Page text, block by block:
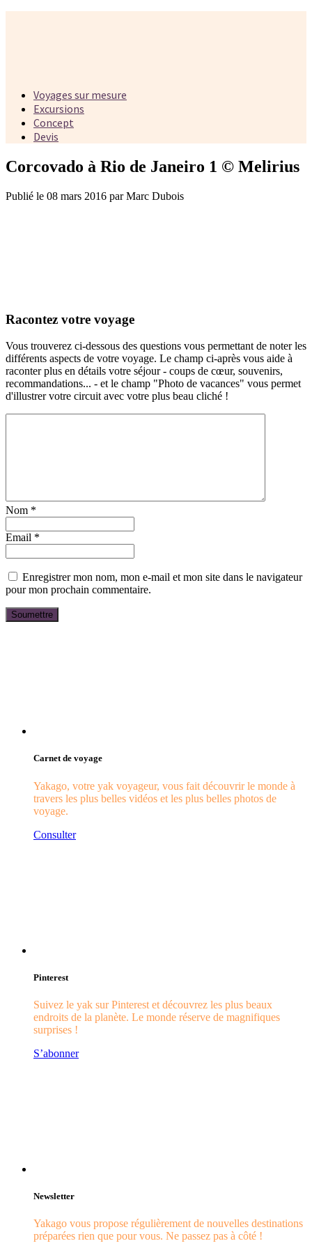
Voyages sur mesure
Excursions
Concept
Devis
Corcovado à Rio de Janeiro 1 © Melirius
Publié le 08 mars 2016 par Marc Dubois
Racontez votre voyage
Vous trouverez ci-dessous des questions vous permettant de noter les
différents aspects de votre voyage. Le champ ci-après vous aide à
raconter plus en détails votre séjour - coups de cœur, souvenirs,
recommandations... - et le champ "Photo de vacances" vous permet
d'illustrer votre circuit avec votre plus beau cliché !
Nom *
Email *
Enregistrer mon nom, mon e-mail et mon site dans le navigateur
pour mon prochain commentaire.
Carnet de voyage
Yakago, votre yak voyageur, vous fait découvrir le monde à
travers les plus belles vidéos et les plus belles photos de
voyage.
Consulter
Pinterest
Suivez le yak sur Pinterest et découvrez les plus beaux
endroits de la planète. Le monde réserve de magnifiques
surprises !
S’abonner
Newsletter
Yakago vous propose régulièrement de nouvelles destinations
préparées rien que pour vous. Ne passez pas à côté !